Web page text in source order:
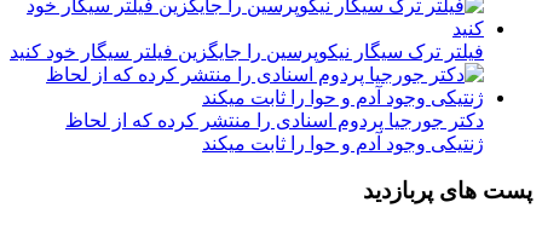
فیلتر ترک سیگار نیکوپرسین را جایگزین فیلتر سیگار خود کنید
دکتر جورجیا پردوم اسنادی را منتشر کرده که از لحاظ
ژنتیکی وجود آدم و حوا را ثابت میکند
پست های پربازدید